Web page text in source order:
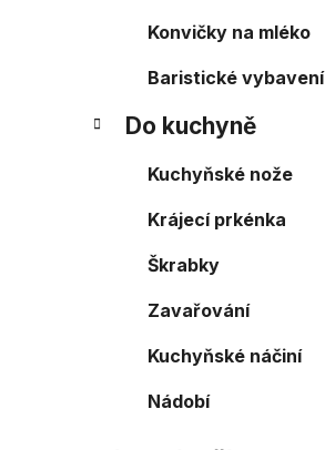
Konvičky na mléko
Baristické vybavení
Do kuchyně
Kuchyňské nože
Krájecí prkénka
Škrabky
Zavařování
Kuchyňské náčiní
Nádobí